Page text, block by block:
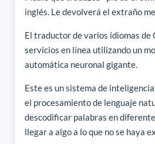
inglés. Le devolverá el extraño
El traductor de varios idiomas de
servicios en línea utilizando un
automática neuronal gigante.
Este es un sistema de
el procesamiento de lenguaje
descodificar palabras en
llegar a algo a lo que no se haya